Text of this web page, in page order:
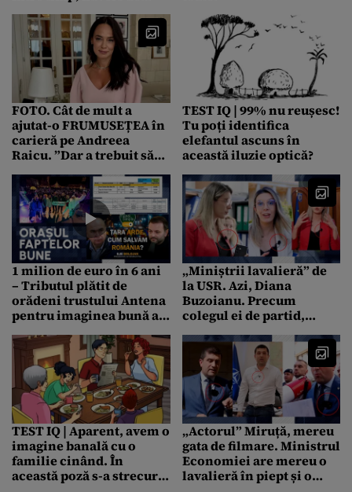
patrulează apele
Venezuelei
FOTO. Cât de mult a
ajutat-o FRUMUSEȚEA în
carieră pe Andreea
Raicu. ”Dar a trebuit să
TEST IQ | 99% nu reușesc!
Tu poți identifica
elefantul ascuns în
această iluzie optică?
1 milion de euro în 6 ani
– Tributul plătit de
orădeni trustului Antena
pentru imaginea bună a
„Miniștrii lavalieră” de
la USR. Azi, Diana
Buzoianu. Precum
colegul ei de partid,
Mediului, nu pleacă
nicăieri fără echipă de
filmare. Inundații,
proteste, acțiuni, toate
trec mai întâi printr-o
regie. Prioritate are
imaginea și abia apoi
rezolvarea problemelor
reale
TEST IQ | Aparent, avem o
imagine banală cu o
familie cinând. În
această poză s-a strecurat
„Actorul” Miruță, mereu
gata de filmare. Ministrul
Economiei are mereu o
lavalieră în piept și o